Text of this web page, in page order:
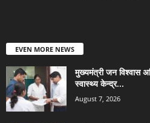
EVEN MORE NEWS
मुख्यमंत्री जन विश्वास
स्वास्थ्य केन्द्र...
August 7, 2026